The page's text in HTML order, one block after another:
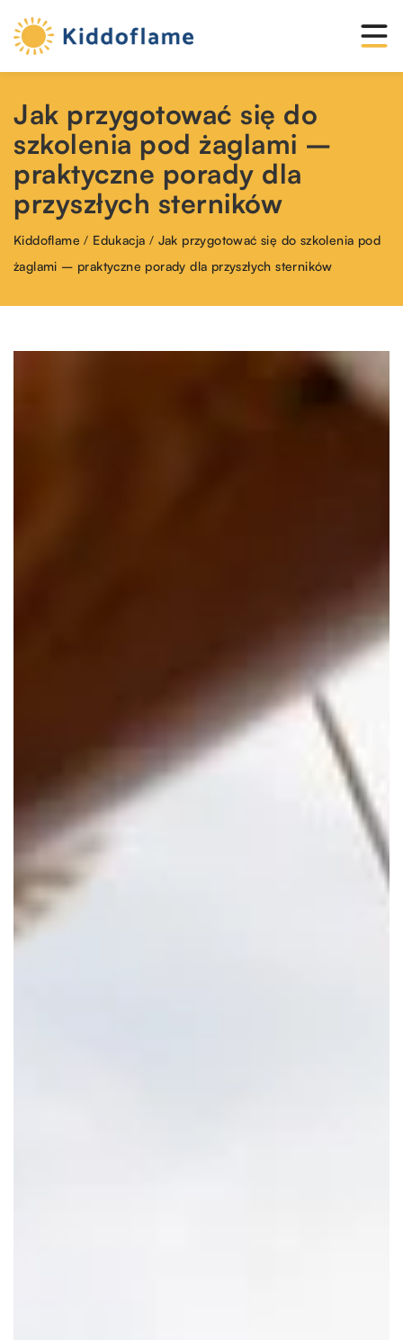
Jak przygotować się do
szkolenia pod żaglami –
praktyczne porady dla
przyszłych sterników
Kiddoflame / Edukacja / Jak przygotować się do szkolenia pod
żaglami – praktyczne porady dla przyszłych sterników